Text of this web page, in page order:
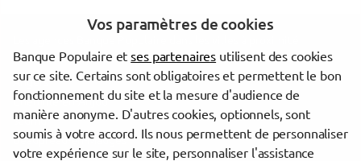
Angers
Chemillé-en-Anjou
Saumur
Beaupréau-en-Mauges
Vos paramètres de cookies
Banque Populaire etses partenaires utilisent des cookies
sur ce site. Certains sont obligatoires et permettent le bon
fonctionnement du site et la mesure d'audience de
manière anonyme. D'autres cookies, optionnels, sont
soumis à votre accord. Ils nous permettent de personnaliser
votre expérience sur le site, personnaliser l'assistance